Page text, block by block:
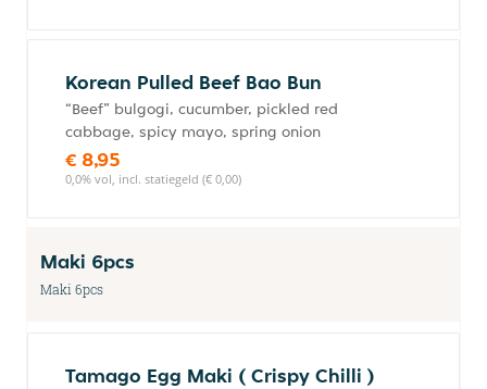
Korean Pulled Beef Bao Bun
“Beef” bulgogi, cucumber, pickled red
cabbage, spicy mayo, spring onion
€ 8,95
0,0% vol, incl. statiegeld (€ 0,00)
Maki 6pcs
Maki 6pcs
Tamago Egg Maki ( Crispy Chilli )